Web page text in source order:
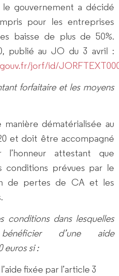
gouvernement a décidé
pour les entreprises
baisse de plus de 50%.
publié au JO du 3 avril :
jorf/id/
forfaitaire et les moyens
dématérialisée au
et doit être accompagné
l’honneur attestant que
conditions prévues par le
de pertes de CA et les
dans lesquelles
d’une aide
euros si :
fixée par l’article 3